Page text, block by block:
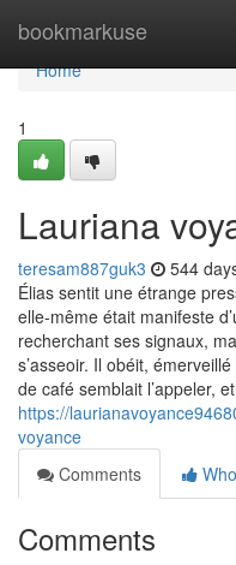
bookmarkuse
Home
Home
1
Lauriana
teresam887guk3 544
Élias sentit une étrange
elle-même était manifeste
recherchant ses signaux,
s’asseoir. Il obéit,
de café semblait l’appeler,
https://
voyance
Comments
Comments